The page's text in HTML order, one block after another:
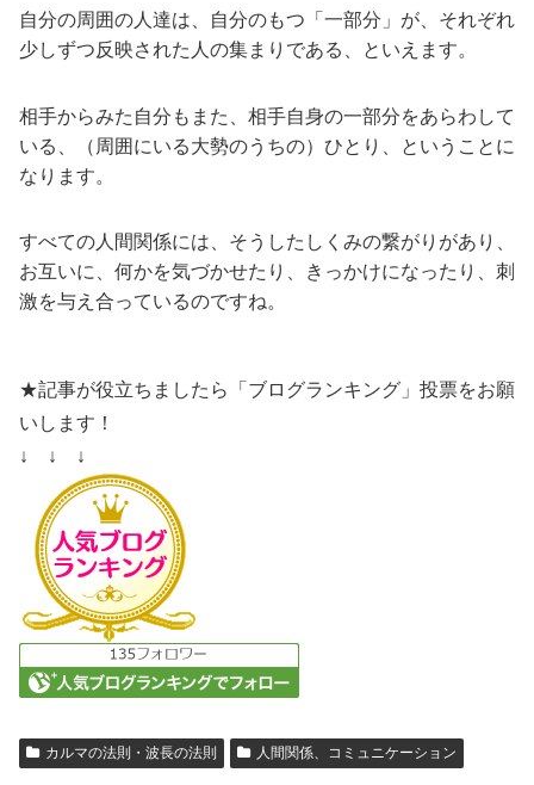
自分の周囲の人達は、自分のもつ「一部分」が、それぞれ
少しずつ反映された人の集まりである、といえます。
相手からみた自分もまた、相手自身の一部分をあらわして
いる、（周囲にいる大勢のうちの）ひとり、ということに
なります。
すべての人間関係には、そうしたしくみの繋がりがあり、
お互いに、何かを気づかせたり、きっかけになったり、刺
激を与え合っているのですね。
★記事が役立ちましたら「ブログランキング」投票をお願
いします！
↓ ↓ ↓
カルマの法則・波長の法則 人間関係、コミュニケーション